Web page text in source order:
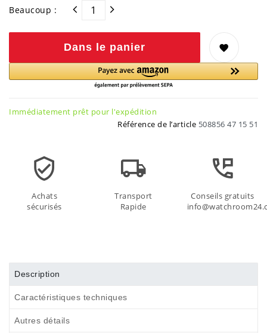
Beaucoup :
Dans le panier
Immédiatement prêt pour l'expédition
Référence de l’article 508856 47 15 51
Achats
sécurisés
Transport
Rapide
Conseils gratuits
Description
Caractéristiques techniques
Autres détails